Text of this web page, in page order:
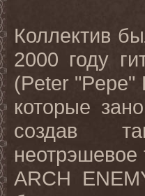
Коллектив
2000 году
(Peter "Pepe"
которые
создав
неотрэшевое
ARCH